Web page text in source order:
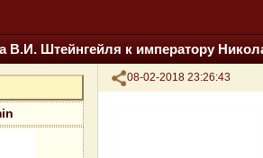
В.И. Штейнгейля к императору
Поделиться
08-02-2018 23:26:43